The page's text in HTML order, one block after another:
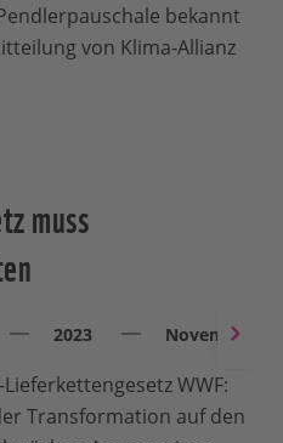
bekannt
von Klima-Allianz
muss
2023 November
WWF:
Transformation auf den